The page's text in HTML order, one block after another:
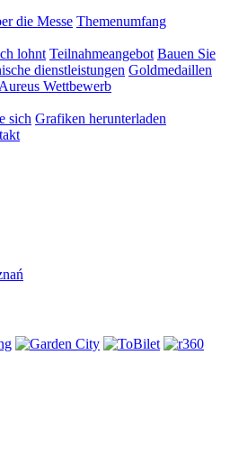
die Messe Themenumfang
lohnt Teilnahmeangebot Bauen Sie
dienstleistungen Goldmedaillen
Wettbewerb
sich Grafiken herunterladen